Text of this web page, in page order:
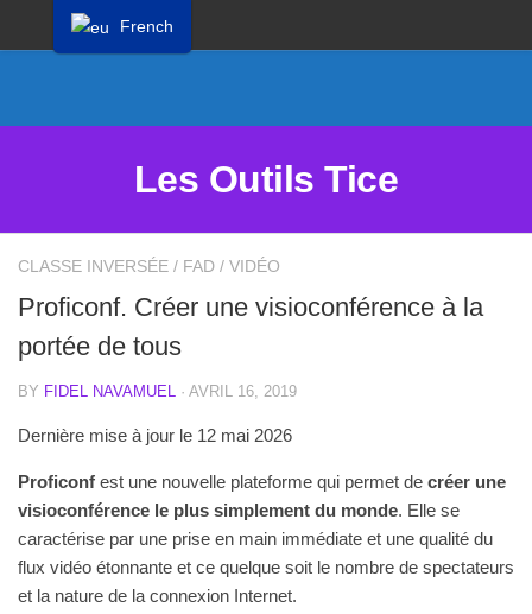
Les Outils Tice
CLASSE INVERSÉE / FAD / VIDÉO
Proficonf. Créer une visioconférence à la
portée de tous
BY FIDEL NAVAMUEL · AVRIL 16, 2019
Dernière mise à jour le 12 mai 2026
Proficonf est une nouvelle plateforme qui permet de créer une
visioconférence le plus simplement du monde. Elle se
caractérise par une prise en main immédiate et une qualité du
flux vidéo étonnante et ce quelque soit le nombre de spectateurs
et la nature de la connexion Internet.
French